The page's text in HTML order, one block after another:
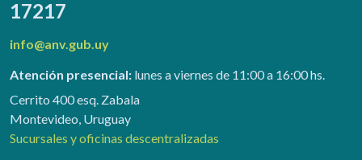
17217
info@anv.gub.uy
Atención presencial: lunes a viernes de 11:00 a 16:00 hs.
Cerrito 400 esq. Zabala
Montevideo, Uruguay
Sucursales y oficinas descentralizadas